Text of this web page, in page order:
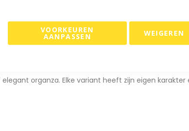
VOORKEUREN
AANPASSEN WEIGEREN
hoger niveau. Het straalt stijl, aandacht en
jij oog hebt voor detail.
organza. Elke variant heeft zijn eigen